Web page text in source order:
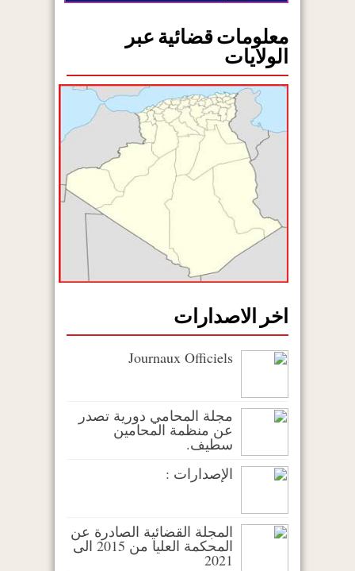
معلومات قضائية عبر
الولايات
اخر الاصدارات
Journaux Officiels
مجلة المحامي دورية تصدر
عن منظمة المحامين
سطيف.
الإصدارات :
المجلة القضائية الصادرة عن
المحكمة العليا من 2015 الى
2021